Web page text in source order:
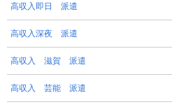
高収入即日 派遣
高収入深夜 派遣
高収入 滋賀 派遣
高収入 芸能 派遣